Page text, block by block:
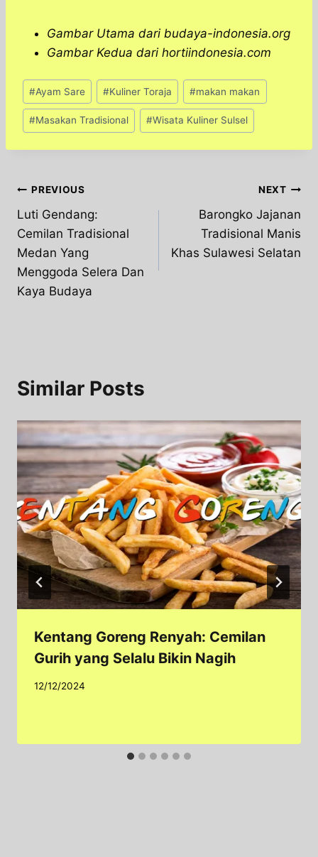
Gambar Utama dari budaya-indonesia.org
Gambar Kedua dari hortiindonesia.com
Post
Tags:
#Ayam Sare #Kuliner Toraja #makan makan
#Masakan Tradisional #Wisata Kuliner Sulsel
Post
navigation
PREVIOUS
Luti Gendang:
Cemilan Tradisional
Medan Yang
Menggoda Selera Dan
Kaya Budaya
NEXT
Barongko Jajanan
Tradisional Manis
Khas Sulawesi Selatan
Similar Posts
Kentang Goreng Renyah: Cemilan
Gurih yang Selalu Bikin Nagih
12/12/2024